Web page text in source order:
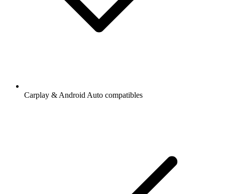
Carplay & Android Auto compatibles